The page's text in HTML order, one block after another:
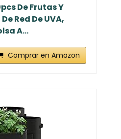
De Frutas Y
Red De UVA,
A...
Comprar en Amazon